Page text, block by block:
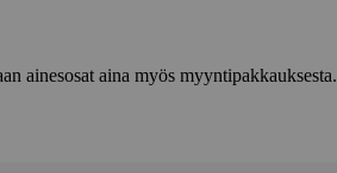
ainesosat aina myös myyntipakkauksesta.